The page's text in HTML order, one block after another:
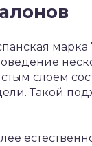
марка
слоем
Такой